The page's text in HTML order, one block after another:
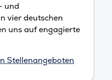
und
vier deutschen
uns auf engagierte
Stellenangeboten